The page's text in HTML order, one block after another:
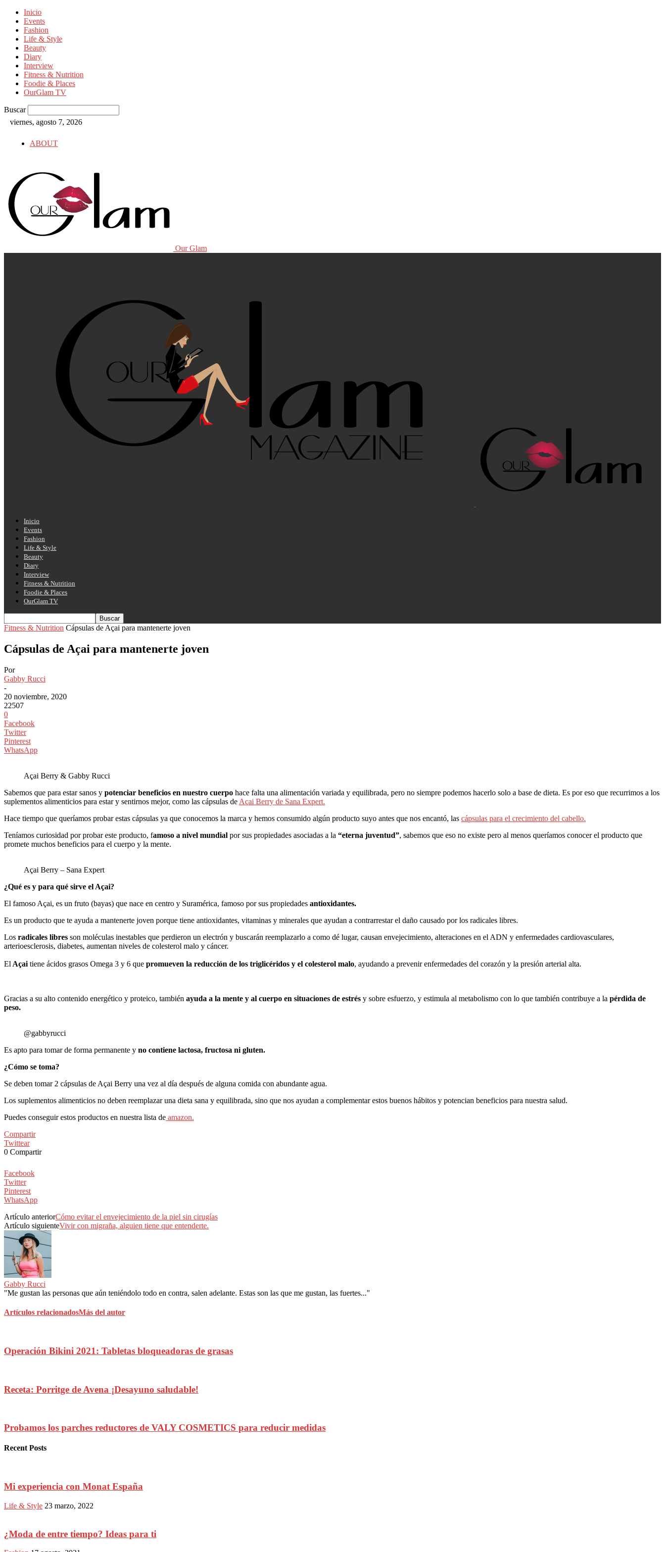
Inicio
Events
Fashion
Life & Style
Beauty
Diary
Interview
Fitness & Nutrition
Foodie & Places
OurGlam TV
Buscar
viernes, agosto 7, 2026
ABOUT
Our Glam
Inicio
Events
Fashion
Life & Style
Beauty
Diary
Interview
Fitness & Nutrition
Foodie & Places
OurGlam TV
Fitness & Nutrition Cápsulas de Açai para mantenerte joven
Cápsulas de Açai para mantenerte joven
Por
Gabby Rucci
-
20 noviembre, 2020
22507
0
Facebook
Twitter
Pinterest
WhatsApp
Açai Berry & Gabby Rucci
Sabemos que para estar sanos y potenciar beneficios en nuestro cuerpo hace falta una alimentación variada y equilibrada, pero no siempre podemos hacerlo solo a base de dieta. Es por eso que recurrimos a los
suplementos alimenticios para estar y sentirnos mejor, como las cápsulas de Açai Berry de Sana Expert.
Hace tiempo que queríamos probar estas cápsulas ya que conocemos la marca y hemos consumido algún producto suyo antes que nos encantó, las cápsulas para el crecimiento del cabello.
Teníamos curiosidad por probar este producto, famoso a nivel mundial por sus propiedades asociadas a la “eterna juventud”, sabemos que eso no existe pero al menos queríamos conocer el producto que
promete muchos beneficios para el cuerpo y la mente.
Açai Berry – Sana Expert
¿Qué es y para qué sirve el Açai?
El famoso Açai, es un fruto (bayas) que nace en centro y Suramérica, famoso por sus propiedades antioxidantes.
Es un producto que te ayuda a mantenerte joven porque tiene antioxidantes, vitaminas y minerales que ayudan a contrarrestar el daño causado por los radicales libres.
Los radicales libres son moléculas inestables que perdieron un electrón y buscarán reemplazarlo a como dé lugar, causan envejecimiento, alteraciones en el ADN y enfermedades cardiovasculares,
arterioesclerosis, diabetes, aumentan niveles de colesterol malo y cáncer.
El Açai tiene ácidos grasos Omega 3 y 6 que promueven la reducción de los triglicéridos y el colesterol malo, ayudando a prevenir enfermedades del corazón y la presión arterial alta.
Gracias a su alto contenido energético y proteico, también ayuda a la mente y al cuerpo en situaciones de estrés y sobre esfuerzo, y estimula al metabolismo con lo que también contribuye a la pérdida de
peso.
@gabbyrucci
Es apto para tomar de forma permanente y no contiene lactosa, fructosa ni gluten.
¿Cómo se toma?
Se deben tomar 2 cápsulas de Açai Berry una vez al día después de alguna comida con abundante agua.
Los suplementos alimenticios no deben reemplazar una dieta sana y equilibrada, sino que nos ayudan a complementar estos buenos hábitos y potencian beneficios para nuestra salud.
Puedes conseguir estos productos en nuestra lista de amazon.
Compartir
Twittear
0 Compartir
Facebook
Twitter
Pinterest
WhatsApp
Artículo anteriorCómo evitar el envejecimiento de la piel sin cirugías
Artículo siguienteVivir con migraña, alguien tiene que entenderte.
Gabby Rucci
"Me gustan las personas que aún teniéndolo todo en contra, salen adelante. Estas son las que me gustan, las fuertes..."
Artículos relacionadosMás del autor
Operación Bikini 2021: Tabletas bloqueadoras de grasas
Receta: Porritge de Avena ¡Desayuno saludable!
Probamos los parches reductores de VALY COSMETICS para reducir medidas
Recent Posts
Mi experiencia con Monat España
Life & Style 23 marzo, 2022
¿Moda de entre tiempo? Ideas para ti